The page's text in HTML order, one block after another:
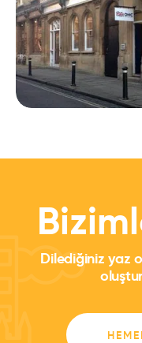
Dilediğiniz yaz